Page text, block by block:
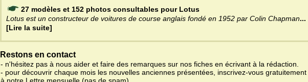
27 modèles et 152 photos consultables pour Lotus
Lotus est un constructeur de voitures de course anglais fondé en 1952 par Colin Chapman...
[Lire la suite]
Restons en contact
- n'hésitez pas à nous aider et faire des remarques sur nos fiches en écrivant à la rédaction.
- pour découvrir chaque mois les nouvelles anciennes présentées, inscrivez-vous gratuitement